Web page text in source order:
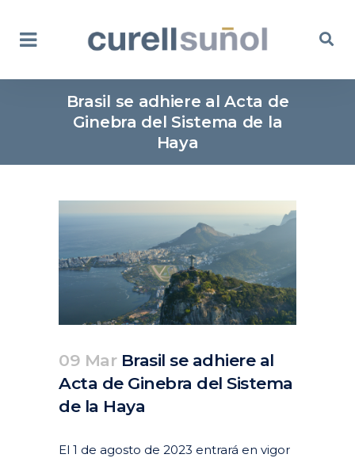
Brasil se adhiere al Acta de
Ginebra del Sistema de la
Haya
09 MarBrasil se adhiere al
Acta de Ginebra del Sistema
de la Haya
El 1 de agosto de 2023 entrará en vigor